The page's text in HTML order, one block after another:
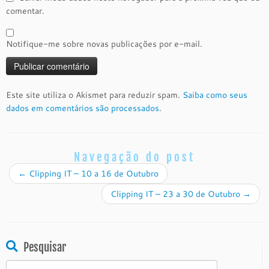
comentar.
Notifique-me sobre novas publicações por e-mail.
Este site utiliza o Akismet para reduzir spam. Saiba como seus
dados em comentários são processados.
Navegação do post
← Clipping IT – 10 a 16 de Outubro
Clipping IT – 23 a 30 de Outubro →
Pesquisar